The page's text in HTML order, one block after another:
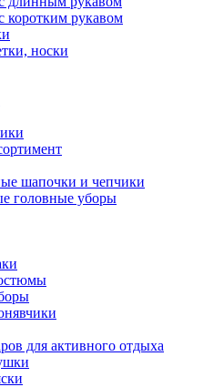
коротким рукавом
носки
шапочки и чепчики
головные уборы
для активного отдыха